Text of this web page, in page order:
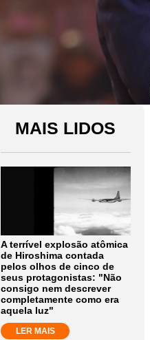
MAIS LIDOS
A terrível explosão atômica
de Hiroshima contada
pelos olhos de cinco de
seus protagonistas: "Não
consigo nem descrever
completamente como era
aquela luz"
LER MAIS